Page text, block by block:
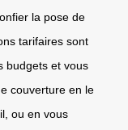
la pose de
tarifaires sont
budgets et vous
couverture en le
ou en vous